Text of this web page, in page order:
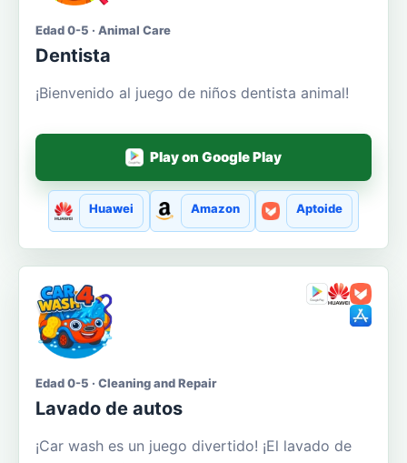
Edad 0-5 · Animal Care
Dentista
¡Bienvenido al juego de niños dentista animal!
Play on Google Play
Huawei Amazon Aptoide
Edad 0-5 · Cleaning and Repair
Lavado de autos
¡Car wash es un juego divertido! ¡El lavado de